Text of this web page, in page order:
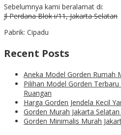
Sebelumnya kami beralamat di:
Jl Perdana Blok i/11, Jakarta Selatan
Pabrik: Cipadu
Recent Posts
Aneka Model Gorden Rumah
Pilihan Model Gorden
Ruangan
Harga Gorden Jendela Kecil
Gorden Murah Jakarta
Gorden Minimalis Murah